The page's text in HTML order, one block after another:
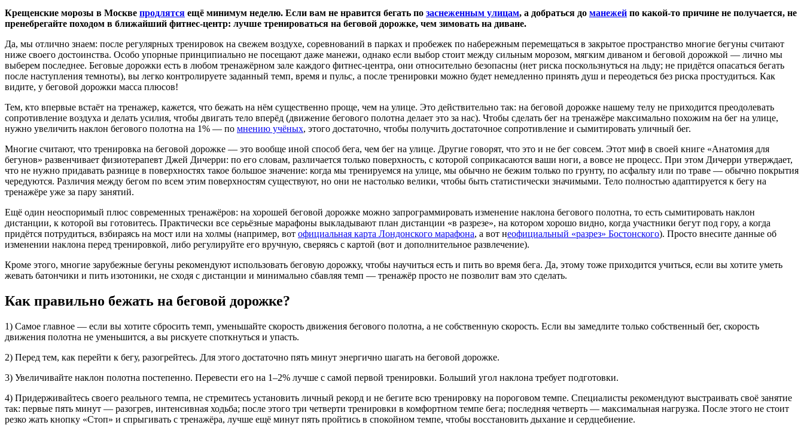
Крещенские морозы в Москве продлятся ещё минимум неделю. Если вам не нравится бегать по заснеженным улицам, а добраться до манежей по какой-то причине не получается, не
пренебрегайте походом в ближайший фитнес-центр: лучше тренироваться на беговой дорожке, чем зимовать на диване.
Да, мы отлично знаем: после регулярных тренировок на свежем воздухе, соревнований в парках и пробежек по набережным перемещаться в закрытое пространство многие бегуны считают
ниже своего достоинства. Особо упорные принципиально не посещают даже манежи, однако если выбор стоит между сильным морозом, мягким диваном и беговой дорожкой — лично мы
выберем последнее. Беговые дорожки есть в любом тренажёрном зале каждого фитнес-центра, они относительно безопасны (нет риска поскользнуться на льду; не придётся опасаться бегать
после наступления темноты), вы легко контролируете заданный темп, время и пульс, а после тренировки можно будет немедленно принять душ и переодеться без риска простудиться. Как
видите, у беговой дорожки масса плюсов!
Тем, кто впервые встаёт на тренажер, кажется, что бежать на нём существенно проще, чем на улице. Это действительно так: на беговой дорожке нашему телу не приходится преодолевать
сопротивление воздуха и делать усилия, чтобы двигать тело вперёд (движение бегового полотна делает это за нас). Чтобы сделать бег на тренажёре максимально похожим на бег на улице,
нужно увеличить наклон бегового полотна на 1% — по мнению учёных, этого достаточно, чтобы получить достаточное сопротивление и сымитировать уличный бег.
Многие считают, что тренировка на беговой дорожке — это вообще иной способ бега, чем бег на улице. Другие говорят, что это и не бег совсем. Этот миф в своей книге «Анатомия для
бегунов» развенчивает физиотерапевт Джей Дичерри: по его словам, различается только поверхность, с которой соприкасаются ваши ноги, а вовсе не процесс. При этом Дичерри утверждает,
что не нужно придавать разнице в поверхностях такое большое значение: когда мы тренируемся на улице, мы обычно не бежим только по грунту, по асфальту или по траве — обычно покрытия
чередуются. Различия между бегом по всем этим поверхностям существуют, но они не настолько велики, чтобы быть статистически значимыми. Тело полностью адаптируется к бегу на
тренажёре уже за пару занятий.
Ещё один неоспоримый плюс современных тренажёров: на хорошей беговой дорожке можно запрограммировать изменение наклона бегового полотна, то есть сымитировать наклон
дистанции, к которой вы готовитесь. Практически все серьёзные марафоны выкладывают план дистанции «в разрезе», на котором хорошо видно, когда участники бегут под гору, а когда
придётся потрудиться, взбираясь на мост или на холмы (например, вот официальная карта Лондонского марафона, а вот неофициальный «разрез» Бостонского). Просто внесите данные об
изменении наклона перед тренировкой, либо регулируйте его вручную, сверяясь с картой (вот и дополнительное развлечение).
Кроме этого, многие зарубежные бегуны рекомендуют использовать беговую дорожку, чтобы научиться есть и пить во время бега. Да, этому тоже приходится учиться, если вы хотите уметь
жевать батончики и пить изотоники, не сходя с дистанции и минимально сбавляя темп — тренажёр просто не позволит вам это сделать.
Как правильно бежать на беговой дорожке?
1) Самое главное — если вы хотите сбросить темп, уменьшайте скорость движения бегового полотна, а не собственную скорость. Если вы замедлите только собственный бег, скорость
движения полотна не уменьшится, а вы рискуете споткнуться и упасть.
2) Перед тем, как перейти к бегу, разогрейтесь. Для этого достаточно пять минут энергично шагать на беговой дорожке.
3) Увеличивайте наклон полотна постепенно. Перевести его на 1–2% лучше с самой первой тренировки. Больший угол наклона требует подготовки.
4) Придерживайтесь своего реального темпа, не стремитесь установить личный рекорд и не бегите всю тренировку на пороговом темпе. Специалисты рекомендуют выстраивать своё занятие
так: первые пять минут — разогрев, интенсивная ходьба; после этого три четверти тренировки в комфортном темпе бега; последняя четверть — максимальная нагрузка. После этого не стоит
резко жать кнопку «Стоп» и спрыгивать с тренажёра, лучше ещё минут пять пройтись в спокойном темпе, чтобы восстановить дыхание и сердцебиение.